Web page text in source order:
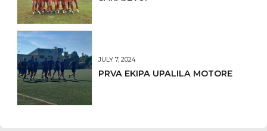
JULY 7, 2024
PRVA EKIPA UPALILA MOTORE